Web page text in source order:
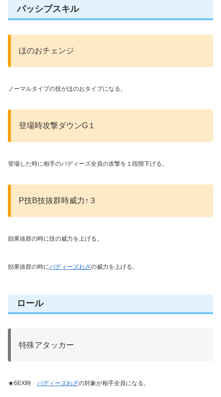
パッシブスキル
ほのおチェンジ
ノーマルタイプの技がほのおタイプになる。
登場時攻撃ダウンG１
登場した時に相手のバディーズ全員の攻撃を１段階下げる。
P技B技抜群時威力↑３
効果抜群の時に技の威力を上げる。
効果抜群の時にバディーズわざの威力を上げる。
ロール
特殊アタッカー
★6EX時 バディーズわざの対象が相手全員になる。